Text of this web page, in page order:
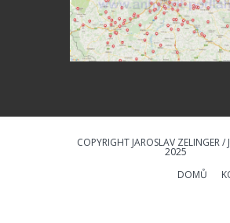
COPYRIGHT JAROSLAV ZELINGER /
2025
DOMŮ